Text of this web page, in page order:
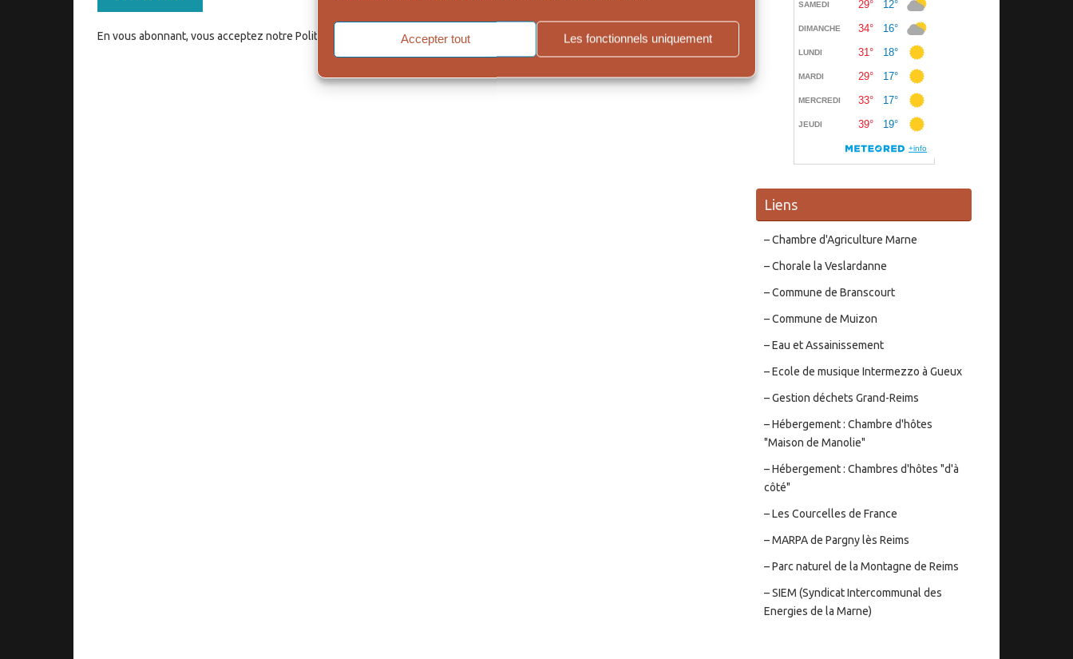
Accepter tout Les fonctionnels uniquement
En vous abonnant, vous acceptez notre Politique de Confidentialité, qui figure en bas de page.
Liens
– Chambre d'Agriculture Marne
– Chorale la Veslardanne
– Commune de Branscourt
– Commune de Muizon
– Eau et Assainissement
– Ecole de musique Intermezzo à Gueux
– Gestion déchets Grand-Reims
– Hébergement : Chambre d'hôtes
"Maison de Manolie"
– Hébergement : Chambres d'hôtes "d'à
côté"
– Les Courcelles de France
– MARPA de Pargny lès Reims
– Parc naturel de la Montagne de Reims
– SIEM (Syndicat Intercommunal des
Energies de la Marne)